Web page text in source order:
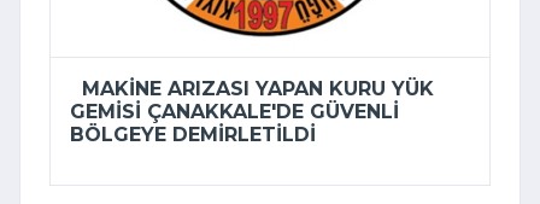
MAKINE ARIZASI YAPAN KURU YÜK
GEMISI ÇANAKKALE'DE GÜVENLI
BÖLGEYE DEMIRLETILDI